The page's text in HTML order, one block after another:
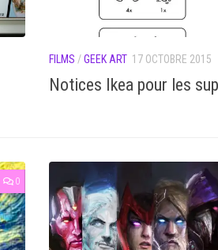
FILMS /GEEK ART 17 OCTOBRE 2015
Notices Ikea pour les
0